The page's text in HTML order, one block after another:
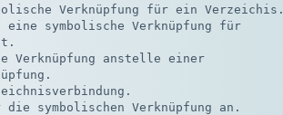
Verknüpfung für ein Verzeichis.
eine symbolische Verknüpfung für
Verknüpfung anstelle einer
symbolischen Verknüpfung an.